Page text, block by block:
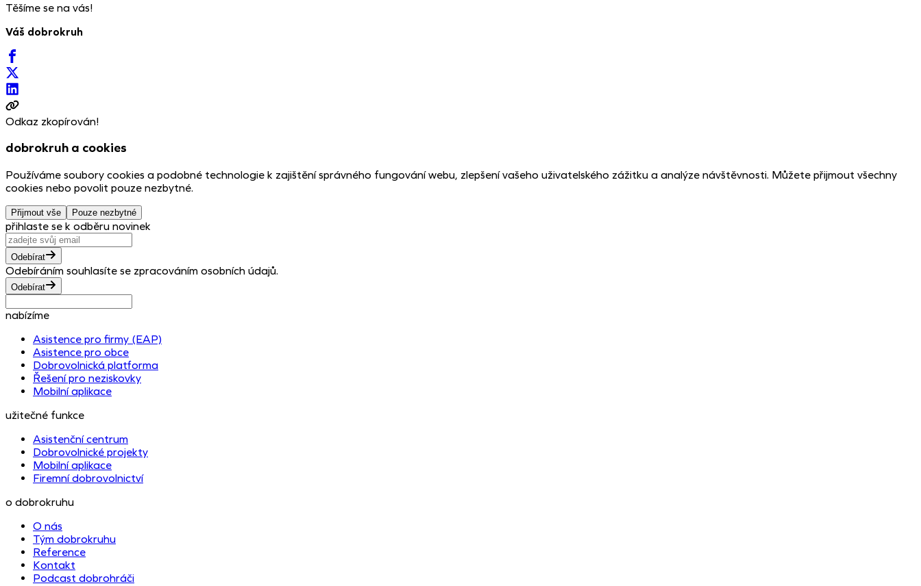
Těšíme se na vás!
Váš dobrokruh
Odkaz zkopírován!
dobrokruh a cookies
Používáme soubory cookies a podobné technologie k zajištění správného fungování webu, zlepšení vašeho uživatelského zážitku a analýze návštěvnosti. Můžete přijmout všechny
cookies nebo povolit pouze nezbytné.
Přijmout vše Pouze nezbytné
přihlaste se k odběru novinek
Odebírat
Odebíráním souhlasíte se zpracováním osobních údajů.
Odebírat
nabízíme
Asistence pro firmy (EAP)
Asistence pro obce
Dobrovolnická platforma
Řešení pro neziskovky
Mobilní aplikace
užitečné funkce
Asistenční centrum
Dobrovolnické projekty
Mobilní aplikace
Firemní dobrovolnictví
o dobrokruhu
O nás
Tým dobrokruhu
Reference
Kontakt
Podcast dobrohráči